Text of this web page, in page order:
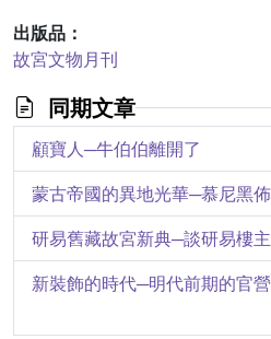
出版品：
故宮文物月刊
同期文章
顧寶人─牛伯伯離開了
蒙古帝國的異地光華─慕尼黑
研易舊藏故宮新典─談研易樓
新裝飾的時代─明代前期的官